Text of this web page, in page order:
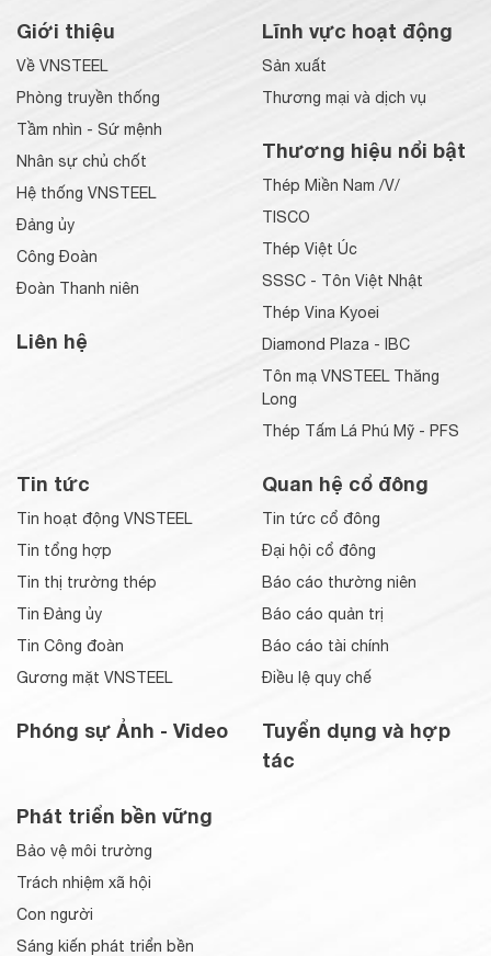
Giới thiệu
Về VNSTEEL
Phòng truyền thống
Tầm nhìn - Sứ mệnh
Nhân sự chủ chốt
Hệ thống VNSTEEL
Đảng ủy
Công Đoàn
Đoàn Thanh niên
Liên hệ
Lĩnh vực hoạt động
Sản xuất
Thương mại và dịch vụ
Thương hiệu nổi bật
Thép Miền Nam /V/
TISCO
Thép Việt Úc
SSSC - Tôn Việt Nhật
Thép Vina Kyoei
Diamond Plaza - IBC
Tôn mạ VNSTEEL Thăng
Long
Thép Tấm Lá Phú Mỹ - PFS
Tin tức
Tin hoạt động VNSTEEL
Tin tổng hợp
Tin thị trường thép
Tin Đảng ủy
Tin Công đoàn
Gương mặt VNSTEEL
Phóng sự Ảnh - Video
Quan hệ cổ đông
Tin tức cổ đông
Đại hội cổ đông
Báo cáo thường niên
Báo cáo quản trị
Báo cáo tài chính
Điều lệ quy chế
Tuyển dụng và hợp
tác
Phát triển bền vững
Bảo vệ môi trường
Trách nhiệm xã hội
Con người
Sáng kiến phát triển bền